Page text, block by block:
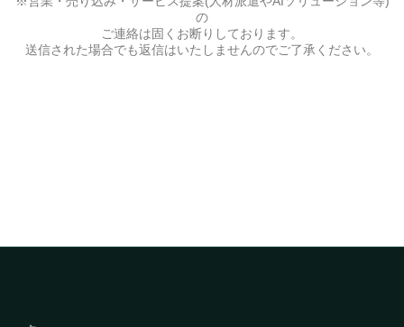
の
ご連絡は固くお断りしております。
送信された場合でも返信はいたしませんのでご了承ください。